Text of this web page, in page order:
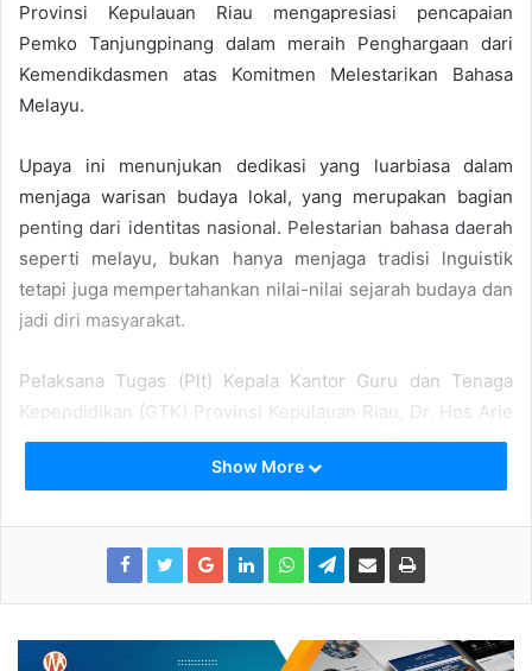
Provinsi Kepulauan Riau mengapresiasi pencapaian
Pemko Tanjungpinang dalam meraih Penghargaan dari
Kemendikdasmen atas Komitmen Melestarikan Bahasa
Melayu.
Upaya ini menunjukan dedikasi yang luarbiasa dalam
menjaga warisan budaya lokal, yang merupakan bagian
penting dari identitas nasional. Pelestarian bahasa daerah
seperti melayu, bukan hanya menjaga tradisi lnguistik
tetapi juga mempertahankan nilai-nilai sejarah budaya dan
jadi diri masyarakat.
Pelaksana Tugas (Plt) Kepala Kantor Guru dan Tenaga
Kependidikan (GTK) Provinsi Kepulauan Riau, Dr. Hos Arie
Ramadhan Sibarani, S.H., M.H. mengatakan bahwa
penghargaan ini seharusnya menjadi motovasi bagi
dalam melestarikan bahasa dan budaya daerah masing-
dalam mengembangkan pelertarian bahasa melayu dan
Show More